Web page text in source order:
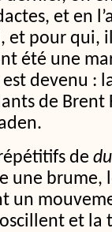
et en
et pour qui,
été une
devenu :
de Brent
de
une brume,
un
et